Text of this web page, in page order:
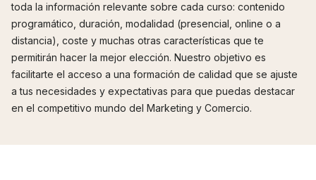
toda la información relevante sobre cada curso: contenido
programático, duración, modalidad (presencial, online o a
distancia), coste y muchas otras características que te
permitirán hacer la mejor elección. Nuestro objetivo es
facilitarte el acceso a una formación de calidad que se ajuste
a tus necesidades y expectativas para que puedas destacar
en el competitivo mundo del Marketing y Comercio.